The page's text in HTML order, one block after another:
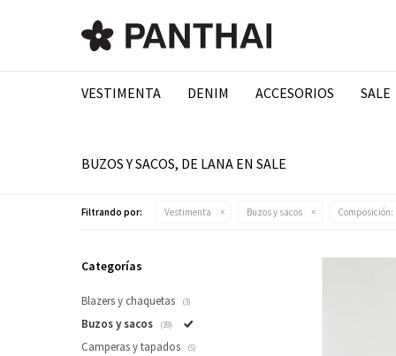
VESTIMENTA DENIM ACCESORIOS SALE
BUZOS Y SACOS, DE LANA EN SALE
Filtrando por: Vestimenta Buzos y sacos Composición:
Categorías
Blazers y chaquetas (3)
Buzos y sacos (39)
Camperas y tapados (5)